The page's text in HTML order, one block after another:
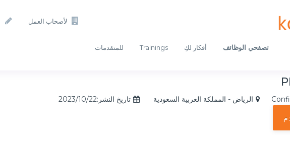
لأصحاب العمل
تصفحي الوظائف أفكار لكِ Trainings للمتقدمات
الرياض - المملكة العربية السعودية تاريخ النشر:2023/10/22